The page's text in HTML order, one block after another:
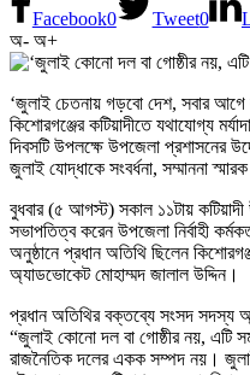
Facebook0 Tweet0
অ- অ+
‘জুলাই চেতনায় গড়বো দেশ, সবার আগে
কিশোরগঞ্জের কটিয়াদীতে যথাযোগ্য
দিবসটি উপলক্ষে উপজেলা প্রশাসনের
জুলাই যোদ্ধাকে সংবর্ধনা, সম্মাননা
বুধবার (৫ আগস্ট) সকাল ১১টায়
সভাপতিত্ব করেন উপজেলা নির্বাহী
অনুষ্ঠানে প্রধান অতিথি ছিলেন
অ্যাডভোকেট মোহাম্মদ জালাল উদ্দিন।
প্রধান অতিথির বক্তব্যে সংসদ সদস্য
“জুলাই কোনো দল বা গোষ্ঠীর নয়, এটি
রাজনৈতিক দলের একক সম্পদ নয়।